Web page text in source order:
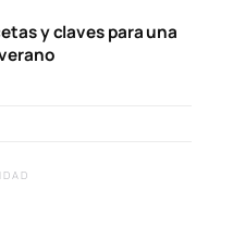
y claves para una